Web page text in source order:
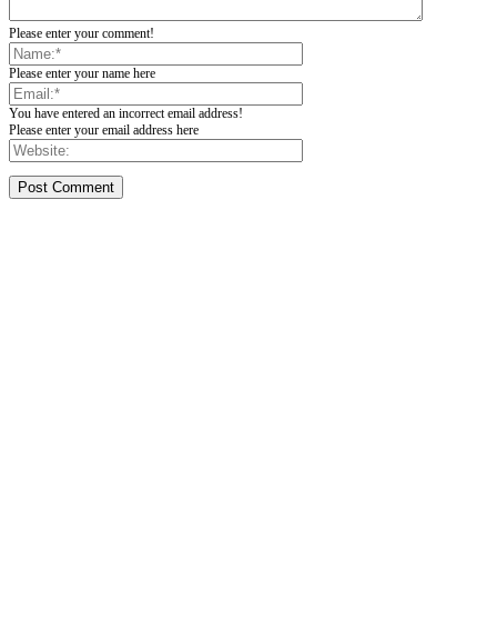
Please enter your comment!
Please enter your name here
You have entered an incorrect email address!
Please enter your email address here